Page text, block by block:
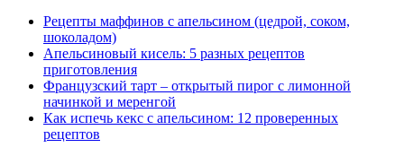
Рецепты маффинов с апельсином (цедрой, соком,
шоколадом)
Апельсиновый кисель: 5 разных рецептов
приготовления
Французский тарт – открытый пирог с лимонной
начинкой и меренгой
Как испечь кекс с апельсином: 12 проверенных
рецептов